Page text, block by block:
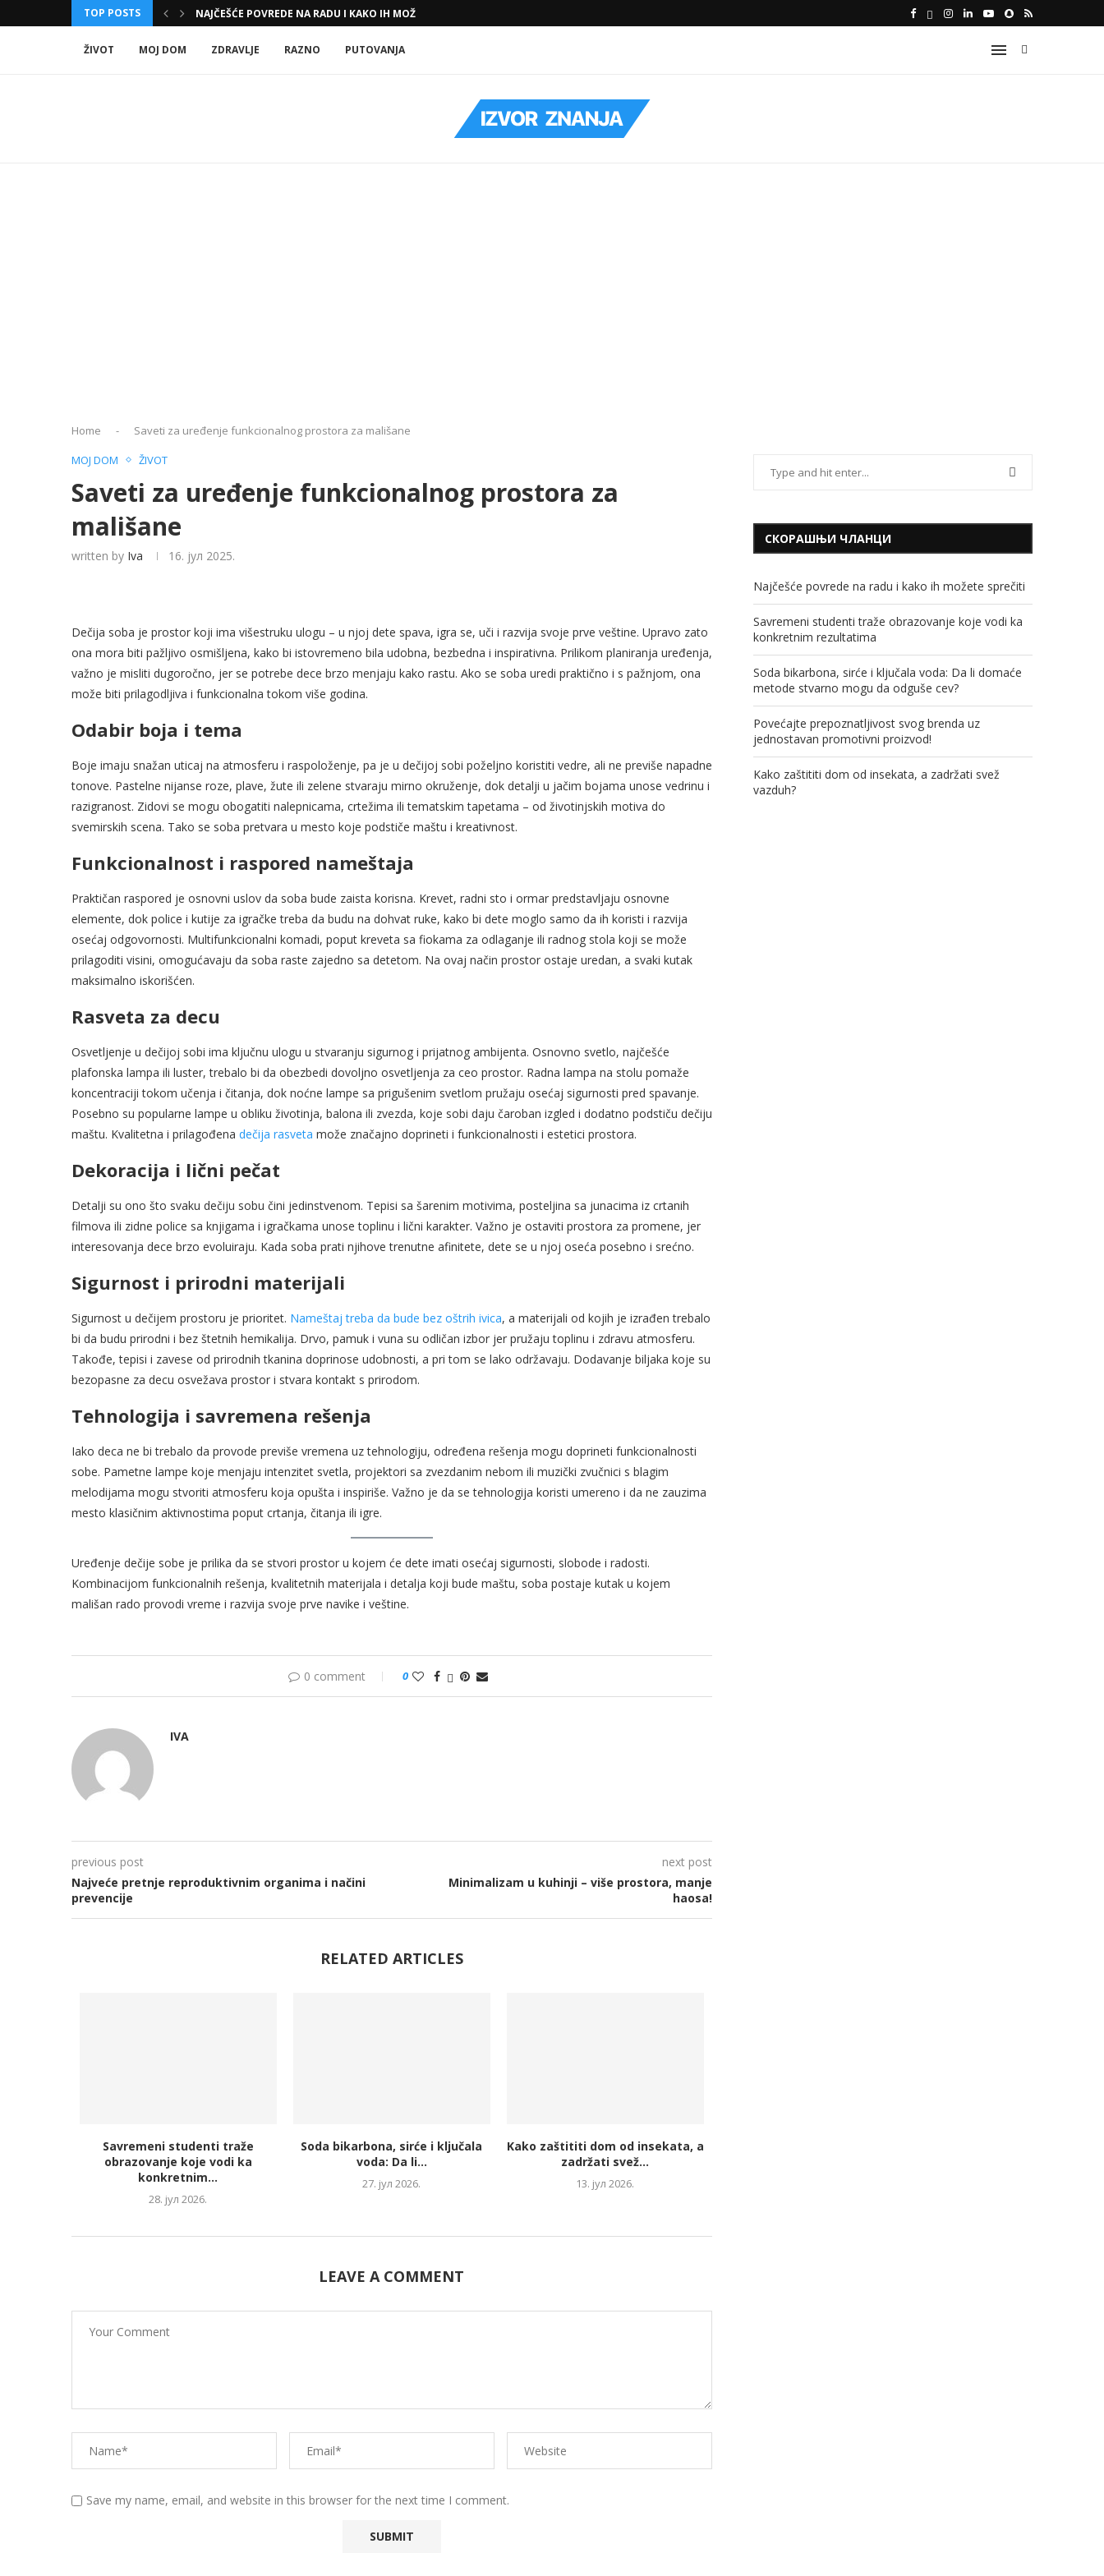
TOP POSTS NAJČEŠĆE POVREDE NA RADU I KAKO IH MOŽETE...
ŽIVOT MOJ DOM ZDRAVLJE RAZNO PUTOVANJA
Home -
Saveti za uređenje funkcionalnog prostora za mališane
MOJ DOM
ŽIVOT
Saveti za uređenje funkcionalnog prostora za
mališane
written by Iva 16. јул 2025.
Dečija soba je prostor koji ima višestruku ulogu – u njoj dete spava, igra se, uči i razvija svoje prve veštine. Upravo zato
ona mora biti pažljivo osmišljena, kako bi istovremeno bila udobna, bezbedna i inspirativna. Prilikom planiranja uređenja,
važno je misliti dugoročno, jer se potrebe dece brzo menjaju kako rastu. Ako se soba uredi praktično i s pažnjom, ona
može biti prilagodljiva i funkcionalna tokom više godina.
Odabir boja i tema
Boje imaju snažan uticaj na atmosferu i raspoloženje, pa je u dečijoj sobi poželjno koristiti vedre, ali ne previše napadne
tonove. Pastelne nijanse roze, plave, žute ili zelene stvaraju mirno okruženje, dok detalji u jačim bojama unose vedrinu i
razigranost. Zidovi se mogu obogatiti nalepnicama, crtežima ili tematskim tapetama – od životinjskih motiva do
svemirskih scena. Tako se soba pretvara u mesto koje podstiče maštu i kreativnost.
Funkcionalnost i raspored nameštaja
Praktičan raspored je osnovni uslov da soba bude zaista korisna. Krevet, radni sto i ormar predstavljaju osnovne
elemente, dok police i kutije za igračke treba da budu na dohvat ruke, kako bi dete moglo samo da ih koristi i razvija
osećaj odgovornosti. Multifunkcionalni komadi, poput kreveta sa fiokama za odlaganje ili radnog stola koji se može
prilagoditi visini, omogućavaju da soba raste zajedno sa detetom. Na ovaj način prostor ostaje uredan, a svaki kutak
maksimalno iskorišćen.
Rasveta za decu
Osvetljenje u dečijoj sobi ima ključnu ulogu u stvaranju sigurnog i prijatnog ambijenta. Osnovno svetlo, najčešće
plafonska lampa ili luster, trebalo bi da obezbedi dovoljno osvetljenja za ceo prostor. Radna lampa na stolu pomaže
koncentraciji tokom učenja i čitanja, dok noćne lampe sa prigušenim svetlom pružaju osećaj sigurnosti pred spavanje.
Posebno su popularne lampe u obliku životinja, balona ili zvezda, koje sobi daju čaroban izgled i dodatno podstiču dečiju
maštu. Kvalitetna i prilagođena dečija rasveta može značajno doprineti i funkcionalnosti i estetici prostora.
Dekoracija i lični pečat
Detalji su ono što svaku dečiju sobu čini jedinstvenom. Tepisi sa šarenim motivima, posteljina sa junacima iz crtanih
filmova ili zidne police sa knjigama i igračkama unose toplinu i lični karakter. Važno je ostaviti prostora za promene, jer
interesovanja dece brzo evoluiraju. Kada soba prati njihove trenutne afinitete, dete se u njoj oseća posebno i srećno.
Sigurnost i prirodni materijali
Sigurnost u dečijem prostoru je prioritet. Nameštaj treba da bude bez oštrih ivica, a materijali od kojih je izrađen trebalo
bi da budu prirodni i bez štetnih hemikalija. Drvo, pamuk i vuna su odličan izbor jer pružaju toplinu i zdravu atmosferu.
Takođe, tepisi i zavese od prirodnih tkanina doprinose udobnosti, a pri tom se lako održavaju. Dodavanje biljaka koje su
bezopasne za decu osvežava prostor i stvara kontakt s prirodom.
Tehnologija i savremena rešenja
Iako deca ne bi trebalo da provode previše vremena uz tehnologiju, određena rešenja mogu doprineti funkcionalnosti
sobe. Pametne lampe koje menjaju intenzitet svetla, projektori sa zvezdanim nebom ili muzički zvučnici s blagim
melodijama mogu stvoriti atmosferu koja opušta i inspiriše. Važno je da se tehnologija koristi umereno i da ne zauzima
mesto klasičnim aktivnostima poput crtanja, čitanja ili igre.
Uređenje dečije sobe je prilika da se stvori prostor u kojem će dete imati osećaj sigurnosti, slobode i radosti.
Kombinacijom funkcionalnih rešenja, kvalitetnih materijala i detalja koji bude maštu, soba postaje kutak u kojem
mališan rado provodi vreme i razvija svoje prve navike i veštine.
0 comment 0
IVA
previous post
Najveće pretnje reproduktivnim organima i načini
prevencije
next post
Minimalizam u kuhinji – više prostora, manje
haosa!
RELATED ARTICLES
Savremeni studenti traže
obrazovanje koje vodi ka
konkretnim...
28. јул 2026.
Soda bikarbona, sirće i ključala
voda: Da li...
27. јул 2026.
Kako zaštititi dom od insekata, a
zadržati svež...
13. јул 2026.
LEAVE A COMMENT
Save my name, email, and website in this browser for the next time I comment.
СКОРАШЊИ ЧЛАНЦИ
Najčešće povrede na radu i kako ih možete sprečiti
Savremeni studenti traže obrazovanje koje vodi ka
konkretnim rezultatima
Soda bikarbona, sirće i ključala voda: Da li domaće
metode stvarno mogu da odguše cev?
Povećajte prepoznatljivost svog brenda uz
jednostavan promotivni proizvod!
Kako zaštititi dom od insekata, a zadržati svež
vazduh?